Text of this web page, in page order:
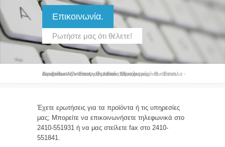
Επικοινωνία.
Ρωτήστε μας ότι θέλετε!
Gounelas AE - Επαγγελματικός Εξοπλισμός - Business equipment - Artsteel - Rational - Μεταχειρισμένα - Έπιπλα - Ανοξείδωτες κατασκευές/Επικοινωνία
Έχετε ερωτήσεις για τα προϊόντα ή τις υπηρεσίες
μας; Μπορείτε να επικοινωνήσετε τηλεφωνικά στο
2410-551931 ή να μας στείλετε fax στο 2410-
551841.